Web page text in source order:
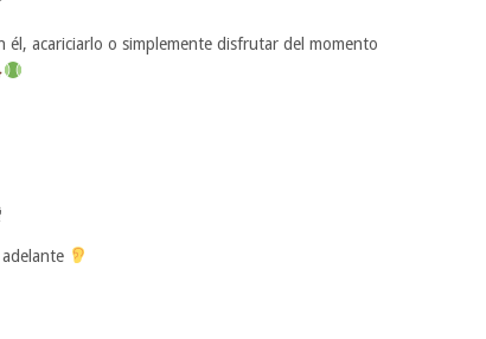
acariciarlo o simplemente disfrutar del momento